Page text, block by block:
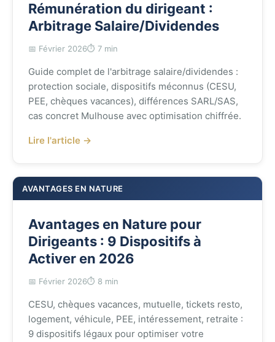
Rémunération du dirigeant :
Arbitrage Salaire/Dividendes
📅 Février 2026⏱️ 7 min
Guide complet de l'arbitrage salaire/dividendes :
protection sociale, dispositifs méconnus (CESU,
PEE, chèques vacances), différences SARL/SAS,
cas concret Mulhouse avec optimisation chiffrée.
Lire l'article →
AVANTAGES EN NATURE
Avantages en Nature pour
Dirigeants : 9 Dispositifs à
Activer en 2026
📅 Février 2026⏱️ 8 min
CESU, chèques vacances, mutuelle, tickets resto,
logement, véhicule, PEE, intéressement, retraite :
9 dispositifs légaux pour optimiser votre